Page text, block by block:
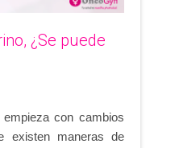
¿Se puede
con cambios
existen maneras de